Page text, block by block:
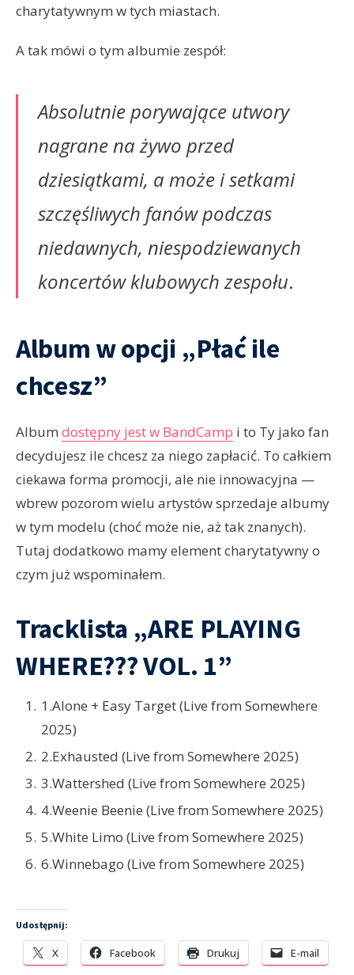
charytatywnym w tych miastach.
A tak mówi o tym albumie zespół:
Absolutnie porywające utwory
nagrane na żywo przed
dziesiątkami, a może i setkami
szczęśliwych fanów podczas
niedawnych, niespodziewanych
koncertów klubowych zespołu.
Album w opcji „Płać ile
chcesz”
Album dostępny jest w BandCamp i to Ty jako fan
decydujesz ile chcesz za niego zapłacić. To całkiem
ciekawa forma promocji, ale nie innowacyjna —
wbrew pozorom wielu artystów sprzedaje albumy
w tym modelu (choć może nie, aż tak znanych).
Tutaj dodatkowo mamy element charytatywny o
czym już wspominałem.
Tracklista „ARE PLAYING
WHERE??? VOL. 1”
1.Alone + Easy Target (Live from Somewhere
2025)
2.Exhausted (Live from Somewhere 2025)
3.Wattershed (Live from Somewhere 2025)
4.Weenie Beenie (Live from Somewhere 2025)
5.White Limo (Live from Somewhere 2025)
6.Winnebago (Live from Somewhere 2025)
Udostępnij:
X Facebook Drukuj E-mail